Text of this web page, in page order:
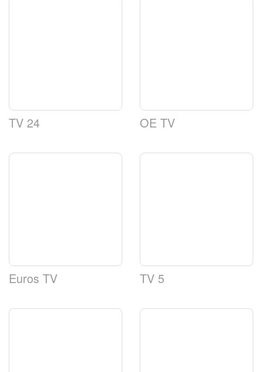
TV 24 OE TV
Euros TV TV 5